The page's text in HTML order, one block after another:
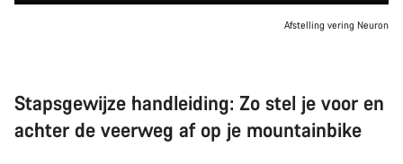
Afstelling vering Neuron
Stapsgewijze handleiding: Zo stel je voor en
achter de veerweg af op je mountainbike